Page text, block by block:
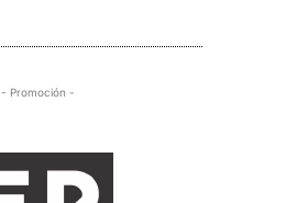
- Promoción -